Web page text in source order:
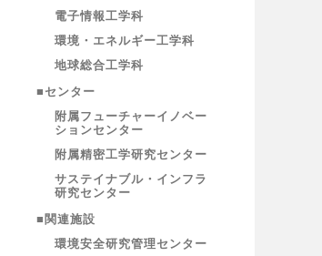
電子情報工学科
環境・エネルギー工学科
地球総合工学科
■センター
附属フューチャーイノベー
ションセンター
附属精密工学研究センター
サステイナブル・インフラ
研究センター
■関連施設
環境安全研究管理センター